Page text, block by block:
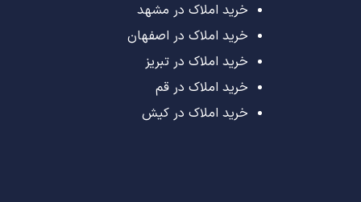
خرید املاک در مشهد
خرید املاک در اصفهان
خرید املاک در تبریز
خرید املاک در قم
خرید املاک در کیش